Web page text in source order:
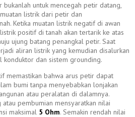
bukanlah untuk mencegah petir datang,
listrik dari petir dan
Ketika muatan listrik negatif di awan
positif di tanah akan tertarik ke atas
ujung batang penangkal petir. Saat
aliran listrik yang kemudian disalurkan
dan sistem grounding.
memastikan bahwa arus petir dapat
bumi tanpa menyebabkan lonjakan
atau peralatan di dalamnya.
pembumian mensyaratkan nilai
maksimal 5 Ohm. Semakin rendah nilai